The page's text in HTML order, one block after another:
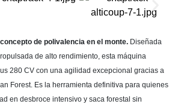
de polivalencia en el monte. Diseñada
de alto rendimiento, esta máquina
280 CV con una agilidad excepcional gracias a
Forest. Es la herramienta definitiva para quienes
en desbroce intensivo y saca forestal sin